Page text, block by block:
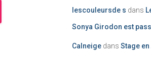
lescouleursde s dans
Sonya Girodon est
Calneigedans Stage